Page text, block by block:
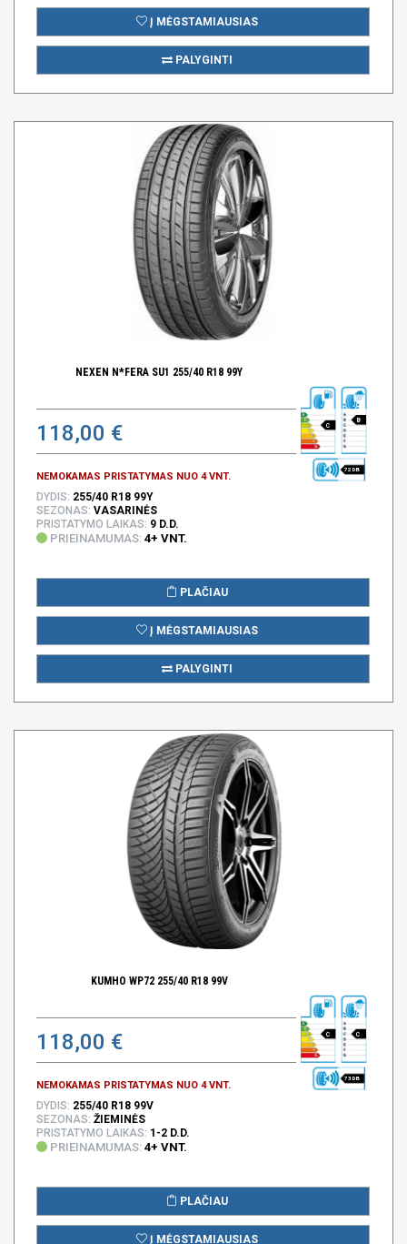
Į MĖGSTAMIAUSIAS
PALYGINTI
NEXEN N*FERA SU1 255/40 R18 99Y
118,00 €
NEMOKAMAS PRISTATYMAS NUO 4 VNT.
C
B
72 DB
DYDIS: 255/40 R18 99Y
SEZONAS: VASARINĖS
PRISTATYMO LAIKAS: 9 D.D.
PRIEINAMUMAS: 4+ VNT.
PLAČIAU
Į MĖGSTAMIAUSIAS
PALYGINTI
KUMHO WP72 255/40 R18 99V
118,00 €
NEMOKAMAS PRISTATYMAS NUO 4 VNT.
C C
73 DB
DYDIS: 255/40 R18 99V
SEZONAS: ŽIEMINĖS
PRISTATYMO LAIKAS: 1-2 D.D.
PRIEINAMUMAS: 4+ VNT.
PLAČIAU
Į MĖGSTAMIAUSIAS